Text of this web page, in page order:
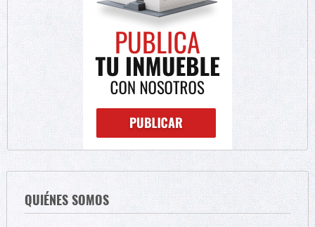
QUIÉNES SOMOS